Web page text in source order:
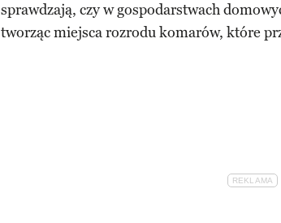
sprawdzają, czy w gospodarstwach
tworząc miejsca rozrodu komarów, które